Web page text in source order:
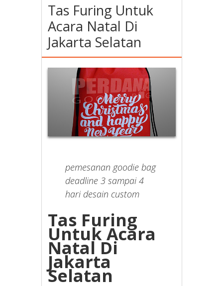
Tas Furing Untuk
Acara Natal Di
Jakarta Selatan
pemesanan goodie bag
deadline 3 sampai 4
hari desain custom
Tas Furing
Untuk Acara
Natal Di
Jakarta
Selatan